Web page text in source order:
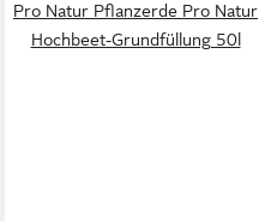
Pro Natur Pflanzerde Pro Natur
Hochbeet-Grundfüllung 50l